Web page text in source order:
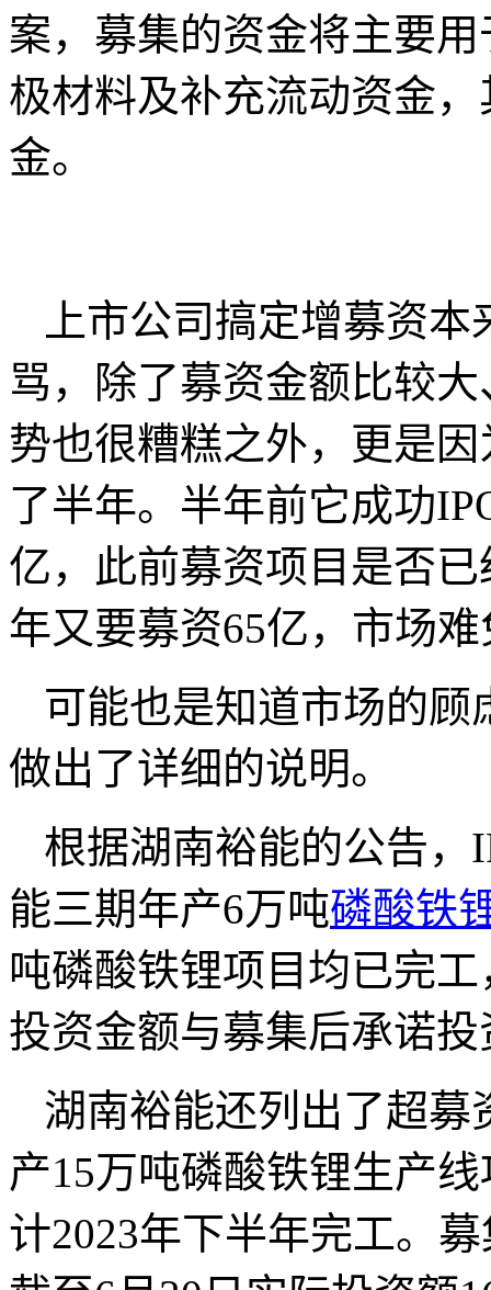
案，募集的资金将主要用
极材料及补充流动资金
金。
上市公司搞定增募资
骂，除了募资金额比较
势也很糟糕之外，更是
了半年。半年前它成功
亿，此前募资项目是否
年又要募资65亿，市场
可能也是知道市场的
做出了详细的说明。
根据湖南裕能的公告，
能三期年产6万吨磷酸铁
吨磷酸铁锂项目均已完
投资金额与募集后承诺
湖南裕能还列出了超募
产15万吨磷酸铁锂生产
计2023年下半年完工。